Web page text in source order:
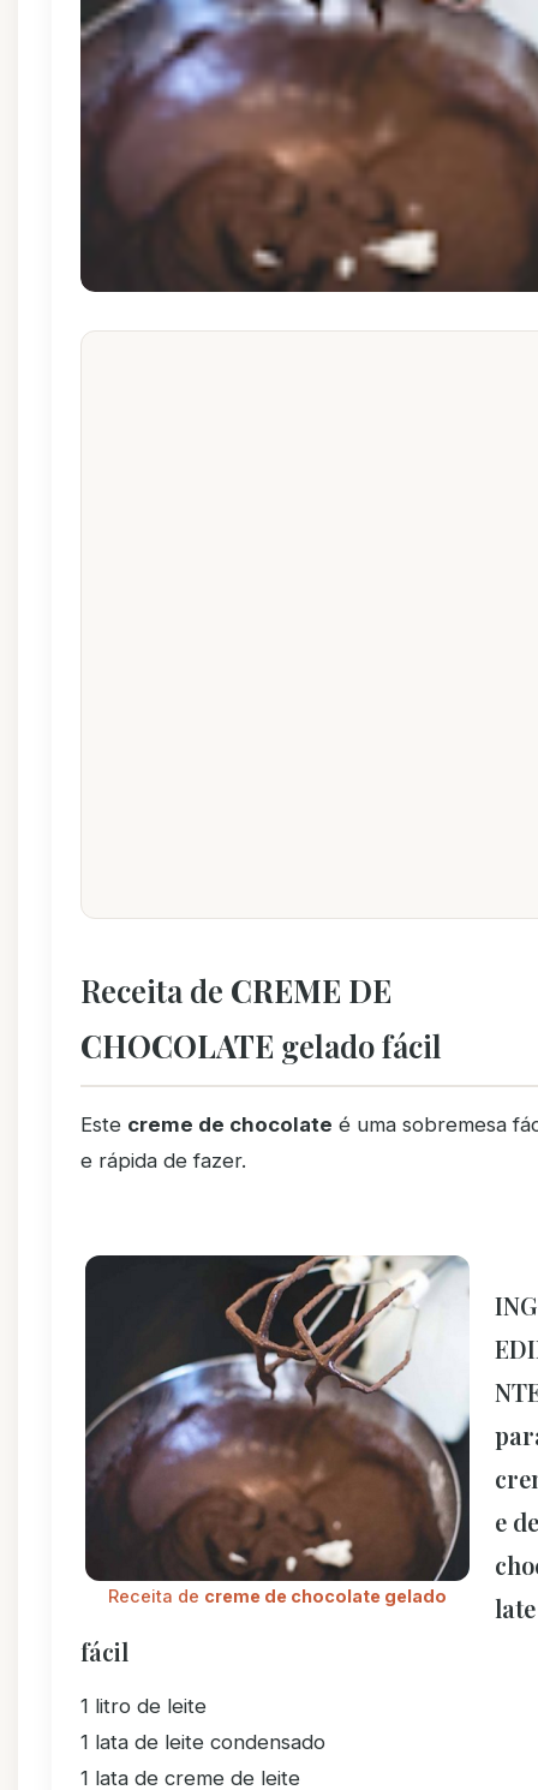
Receita de CREME DE
CHOCOLATE gelado fácil
Este creme de chocolate é uma sobremesa
e rápida de fazer.
Receita de creme de chocolate gelado
e de
late
fácil
1 litro de leite
1 lata de leite condensado
1 lata de creme de leite